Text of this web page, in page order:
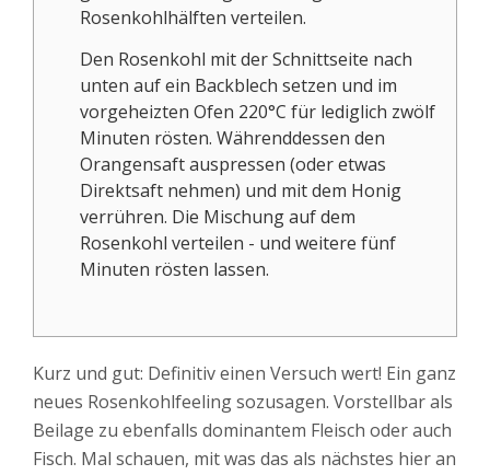
Rosenkohlhälften verteilen.
Den Rosenkohl mit der Schnittseite nach
unten auf ein Backblech setzen und im
vorgeheizten Ofen 220°C für lediglich zwölf
Minuten rösten. Währenddessen den
Orangensaft auspressen (oder etwas
Direktsaft nehmen) und mit dem Honig
verrühren. Die Mischung auf dem
Rosenkohl verteilen - und weitere fünf
Minuten rösten lassen.
Kurz und gut: Definitiv einen Versuch wert! Ein ganz
neues Rosenkohlfeeling sozusagen. Vorstellbar als
Beilage zu ebenfalls dominantem Fleisch oder auch
Fisch. Mal schauen, mit was das als nächstes hier an